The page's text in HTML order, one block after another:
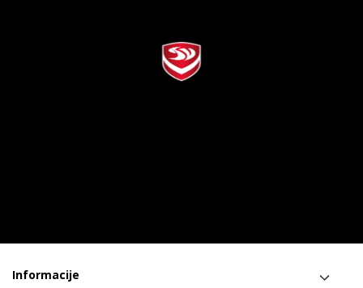
Informacije